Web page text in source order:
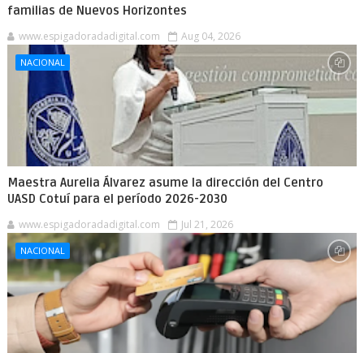
familias de Nuevos Horizontes
www.espigadoradadigital.com Aug 04, 2026
NACIONAL
Maestra Aurelia Álvarez asume la dirección del Centro
UASD Cotuí para el período 2026-2030
www.espigadoradadigital.com Jul 21, 2026
NACIONAL